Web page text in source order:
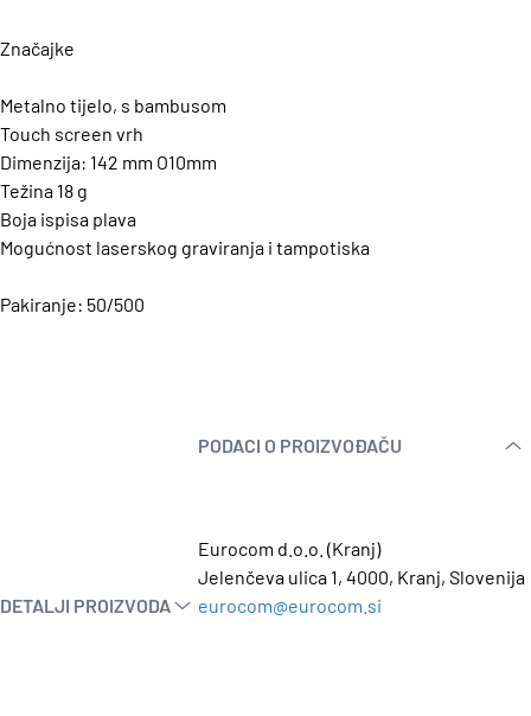
Značajke
Metalno tijelo, s bambusom
Touch screen vrh
Dimenzija: 142 mm O10mm
Težina 18 g
Boja ispisa plava
Mogućnost laserskog graviranja i tampotiska
Pakiranje: 50/500
DETALJI PROIZVODA
PODACI O PROIZVOĐAČU
Eurocom d.o.o. (Kranj)
Jelenčeva ulica 1, 4000, Kranj, Slovenija
eurocom@eurocom.si